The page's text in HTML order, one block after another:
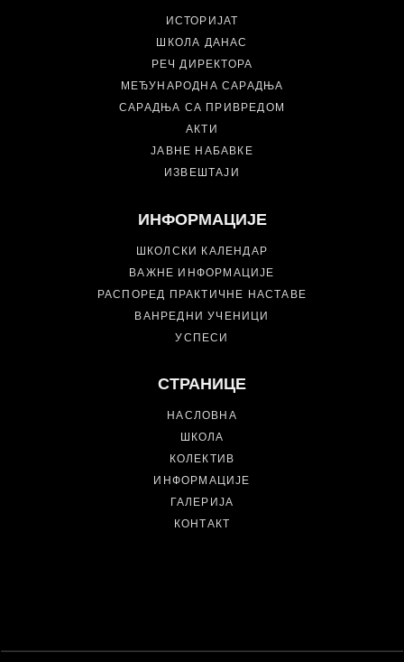
ИСТОРИЈАТ
ШКОЛА ДАНАС
РЕЧ ДИРЕКТОРА
МЕЂУНАРОДНА САРАДЊА
САРАДЊА СА ПРИВРЕДОМ
АКТИ
ЈАВНЕ НАБАВКЕ
ИЗВЕШТАЈИ
ИНФОРМАЦИЈЕ
ШКОЛСКИ КАЛЕНДАР
ВАЖНЕ ИНФОРМАЦИЈЕ
РАСПОРЕД ПРАКТИЧНЕ НАСТАВЕ
ВАНРЕДНИ УЧЕНИЦИ
УСПЕСИ
СТРАНИЦЕ
НАСЛОВНА
ШКОЛА
КОЛЕКТИВ
ИНФОРМАЦИЈЕ
ГАЛЕРИЈА
КОНТАКТ